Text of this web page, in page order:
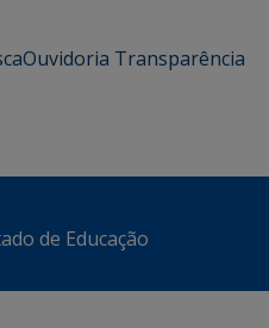
Ouvidoria Transparência
de Educação